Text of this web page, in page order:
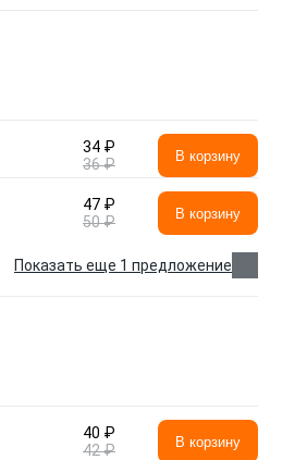
34 ₽
36 ₽
В корзину
47 ₽
50 ₽
В корзину
Показать еще 1 предложение
40 ₽
42 ₽
В корзину